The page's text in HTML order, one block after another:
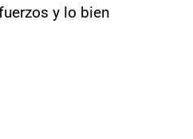
y lo bien